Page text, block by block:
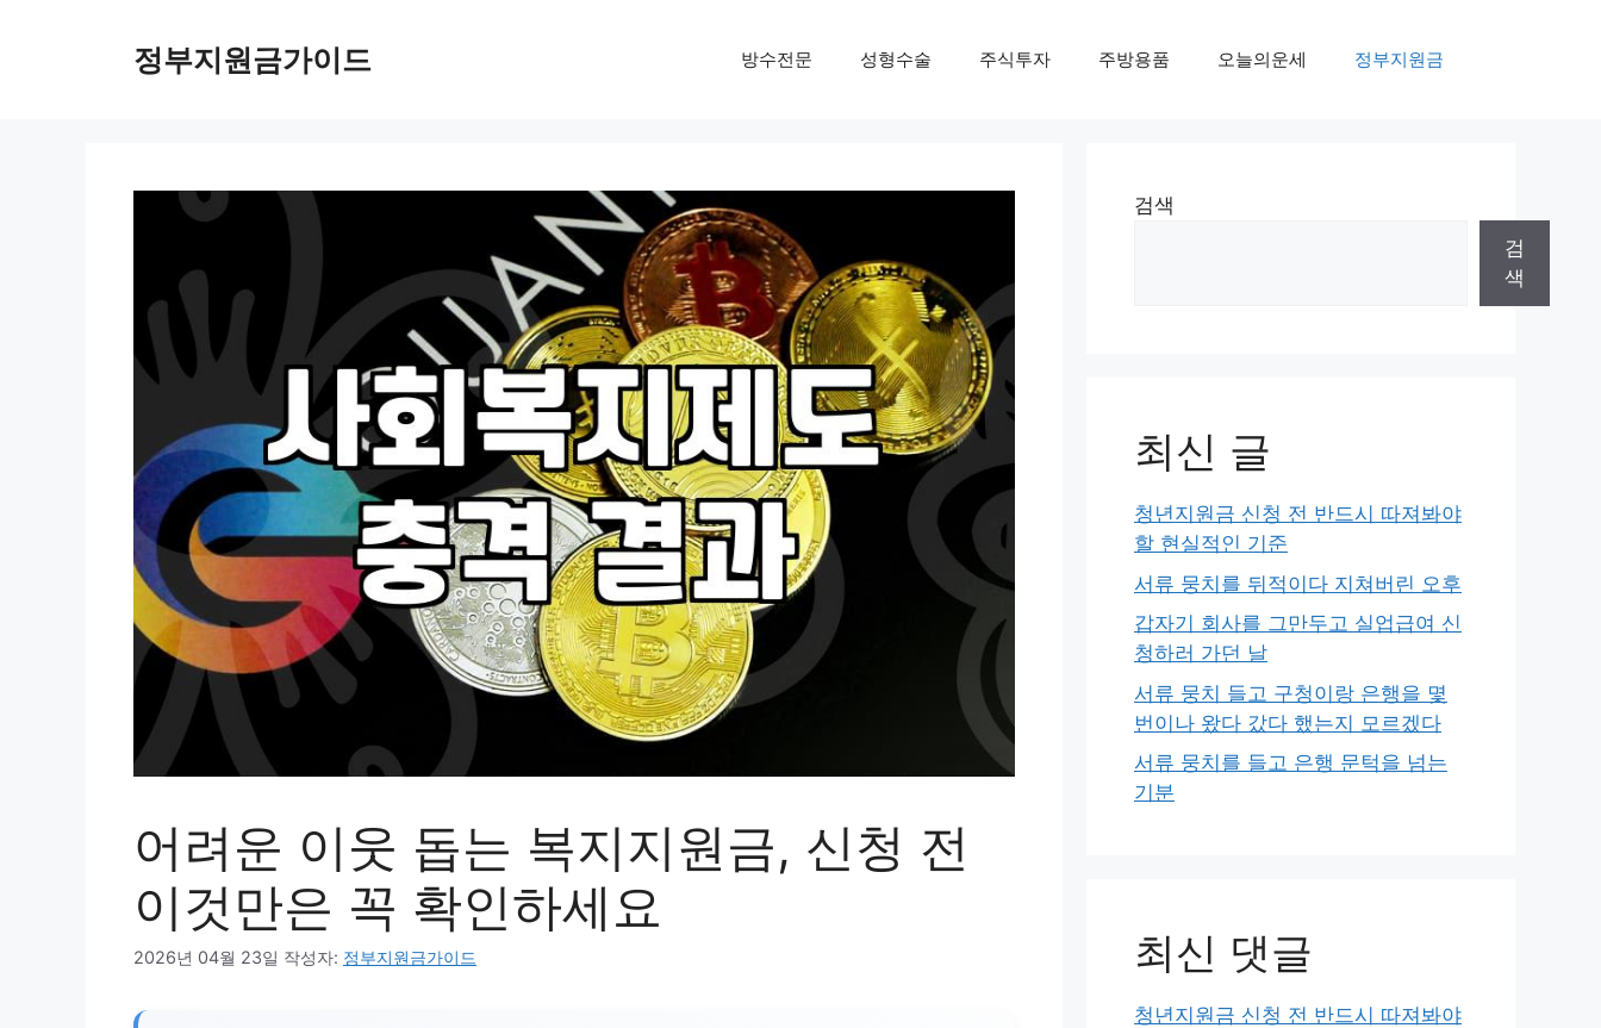
정부지원금가이드 방수전문 성형수술 주식투자 주방용품 오늘의운세 정부지원금
어려운 이웃 돕는 복지지원금, 신청 전
이것만은 꼭 확인하세요
2026년 04월 23일 작성자: 정부지원금가이드
검색
검
색
최신 글
청년지원금 신청 전 반드시 따져봐야
할 현실적인 기준
서류 뭉치를 뒤적이다 지쳐버린 오후
갑자기 회사를 그만두고 실업급여 신
청하러 가던 날
서류 뭉치 들고 구청이랑 은행을 몇
번이나 왔다 갔다 했는지 모르겠다
서류 뭉치를 들고 은행 문턱을 넘는
기분
최신 댓글
청년지원금 신청 전 반드시 따져봐야